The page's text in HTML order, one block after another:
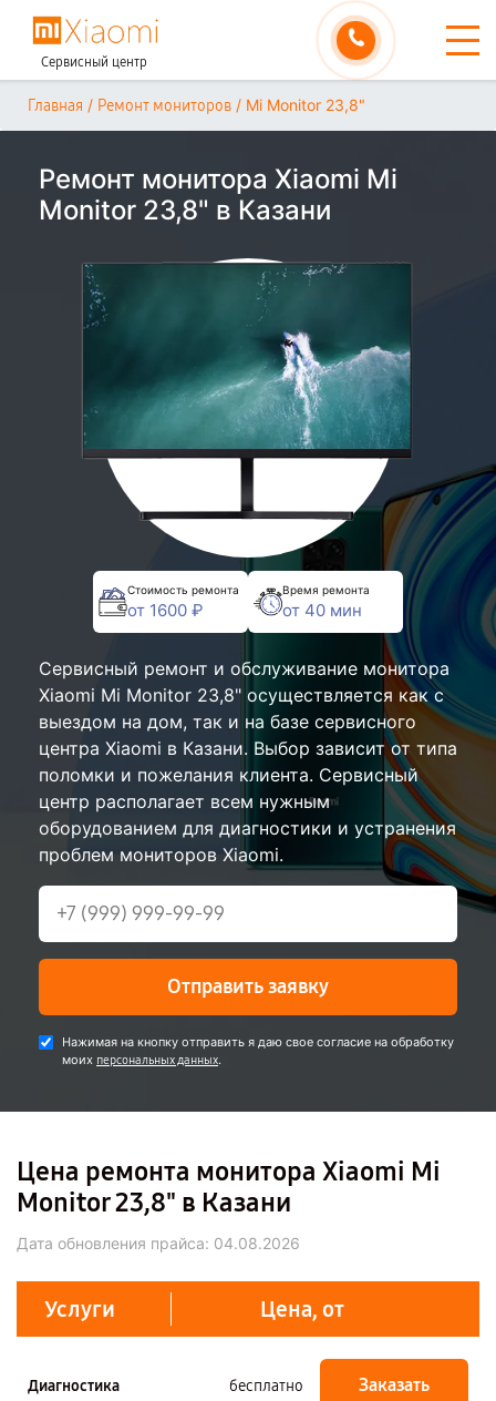
Сервисный центр
Главная / Ремонт мониторов / Mi Monitor 23,8"
Ремонт монитора Xiaomi Mi
Monitor 23,8" в Казани
Стоимость ремонта
от 1600 ₽
Время ремонта
от 40 мин
Сервисный ремонт и обслуживание монитора
Xiaomi Mi Monitor 23,8" осуществляется как с
выездом на дом, так и на базе сервисного
центра Xiaomi в Казани. Выбор зависит от типа
поломки и пожелания клиента. Сервисный
центр располагает всем нужным
оборудованием для диагностики и устранения
проблем мониторов Xiaomi.
Отправить заявку
Нажимая на кнопку отправить я даю свое согласие на обработку
моих персональных данных.
Цена ремонта монитора Xiaomi Mi
Monitor 23,8" в Казани
Дата обновления прайса: 04.08.2026
Услуги Цена, от
Диагностика бесплатно Заказать